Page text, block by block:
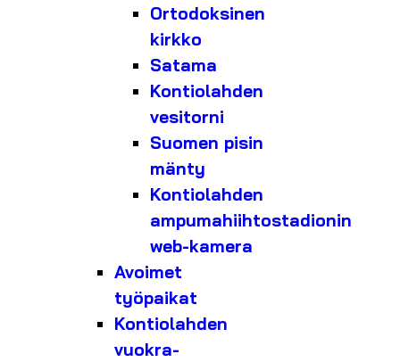
Ortodoksinen
kirkko
Satama
Kontiolahden
vesitorni
Suomen pisin
mänty
Kontiolahden
ampumahiihtostadionin
web-kamera
Avoimet
työpaikat
Kontiolahden
vuokra-